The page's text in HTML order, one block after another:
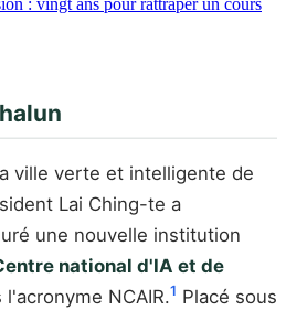
: vingt ans pour rattraper un cours
ville verte et intelligente de
Lai Ching-te a
une nouvelle institution
national d'IA et de
NCAIR.1 Placé sous